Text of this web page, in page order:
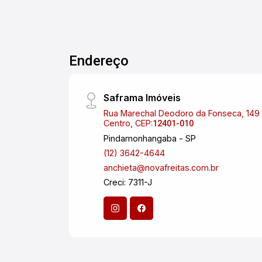
Endereço
Saframa Imóveis
Rua Marechal Deodoro da Fonseca, 149
Centro, CEP:12401-010
Pindamonhangaba - SP
(12) 3642-4644
anchieta@novafreitas.com.br
Creci: 7311-J